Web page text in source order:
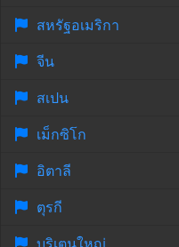
สหรัฐอเมริกา
จีน
สเปน
เม็กซิโก
อิตาลี
ตุรกี